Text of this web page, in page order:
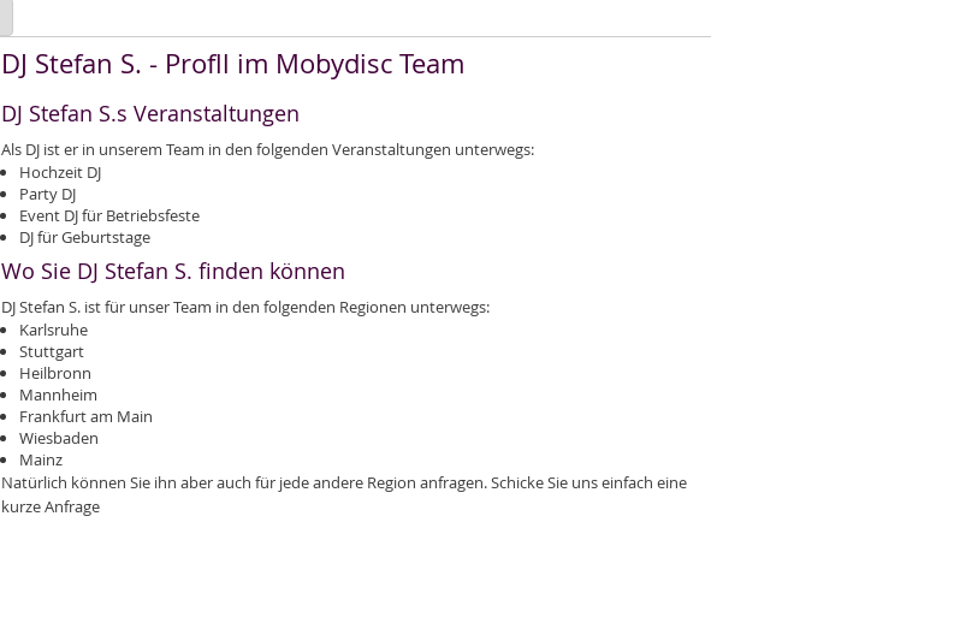
DJ Stefan S. - Profll im Mobydisc Team
DJ Stefan S.s Veranstaltungen
Als DJ ist er in unserem Team in den folgenden Veranstaltungen unterwegs:
Hochzeit DJ
Party DJ
Event DJ für Betriebsfeste
DJ für Geburtstage
Wo Sie DJ Stefan S. finden können
DJ Stefan S. ist für unser Team in den folgenden Regionen unterwegs:
Karlsruhe
Stuttgart
Heilbronn
Mannheim
Frankfurt am Main
Wiesbaden
Mainz
Natürlich können Sie ihn aber auch für jede andere Region anfragen. Schicke Sie uns einfach eine
kurze Anfrage